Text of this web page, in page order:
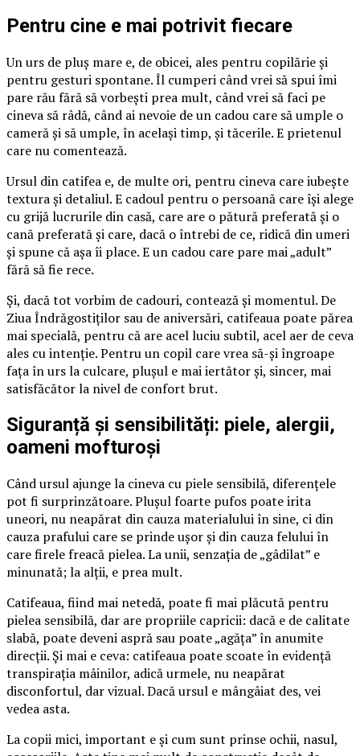
Pentru cine e mai potrivit fiecare
Un urs de pluș mare e, de obicei, ales pentru copilărie și
pentru gesturi spontane. Îl cumperi când vrei să spui îmi
pare rău fără să vorbești prea mult, când vrei să faci pe
cineva să râdă, când ai nevoie de un cadou care să umple o
cameră și să umple, în același timp, și tăcerile. E prietenul
care nu comentează.
Ursul din catifea e, de multe ori, pentru cineva care iubește
textura și detaliul. E cadoul pentru o persoană care își alege
cu grijă lucrurile din casă, care are o pătură preferată și o
cană preferată și care, dacă o întrebi de ce, ridică din umeri
și spune că așa îi place. E un cadou care pare mai „adult”
fără să fie rece.
Și, dacă tot vorbim de cadouri, contează și momentul. De
Ziua Îndrăgostiților sau de aniversări, catifeaua poate părea
mai specială, pentru că are acel luciu subtil, acel aer de ceva
ales cu intenție. Pentru un copil care vrea să-și îngroape
fața în urs la culcare, plușul e mai iertător și, sincer, mai
satisfăcător la nivel de confort brut.
Siguranță și sensibilități: piele, alergii,
oameni mofturoși
Când ursul ajunge la cineva cu piele sensibilă, diferențele
pot fi surprinzătoare. Plușul foarte pufos poate irita
uneori, nu neapărat din cauza materialului în sine, ci din
cauza prafului care se prinde ușor și din cauza felului în
care firele freacă pielea. La unii, senzația de „gâdilat” e
minunată; la alții, e prea mult.
Catifeaua, fiind mai netedă, poate fi mai plăcută pentru
pielea sensibilă, dar are propriile capricii: dacă e de calitate
slabă, poate deveni aspră sau poate „agăța” în anumite
direcții. Și mai e ceva: catifeaua poate scoate în evidență
transpirația mâinilor, adică urmele, nu neapărat
disconfortul, dar vizual. Dacă ursul e mângâiat des, vei
vedea asta.
La copii mici, important e și cum sunt prinse ochii, nasul,